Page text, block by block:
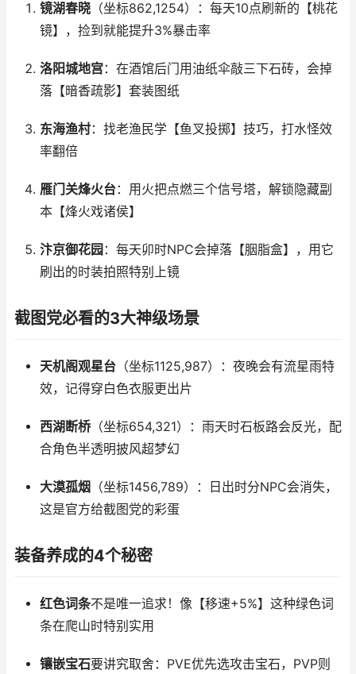
镜湖春晓（坐标862,1254）：每天10点刷新的【桃花
镜】，捡到就能提升3%暴击率
洛阳城地宫：在酒馆后门用油纸伞敲三下石砖，会掉
落【暗香疏影】套装图纸
东海渔村：找老渔民学【鱼叉投掷】技巧，打水怪效
率翻倍
雁门关烽火台：用火把点燃三个信号塔，解锁隐藏副
本【烽火戏诸侯】
汴京御花园 ：每天卯时NPC会掉落【胭脂盒】，用它
刷出的时装拍照特别上镜
截图党必看的3大神级场景
天机阁观星台（坐标1125,987）：夜晚会有流星雨特
效，记得穿白色衣服更出片
西湖断桥（坐标654,321）：雨天时石板路会反光，配
合角色半透明披风超梦幻
大漠孤烟
（坐标1456,789）：日出时分NPC会消失，
这是官方给截图党的彩蛋
装备养成的4个秘密
红色词条不是唯一追求！像【移速+5%】这种绿色词
条在爬山时特别实用
镶嵌宝石要讲究取舍：PVE优先选攻击宝石，PVP则